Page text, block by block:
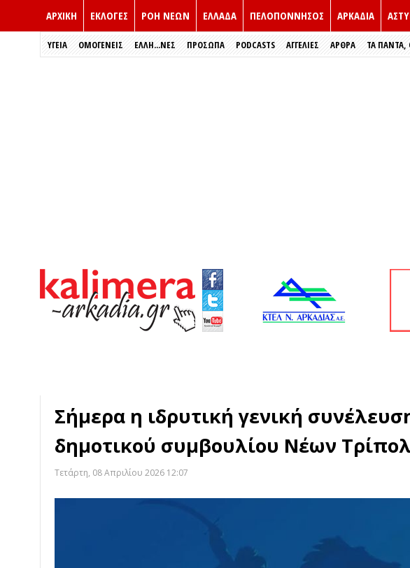
ΑΡΧΙΚΗ ΕΚΛΟΓΈΣ ΡΟΗ ΝΕΩΝ ΕΛΛΑΔΑ ΠΕΛΟΠΟΝΝΗΣΟΣ ΑΡΚΑΔΙΑ
ΥΓΕΙΑ ΟΜΟΓΕΝΕΙΣ ΈΛΛΗ...ΝΕΣ ΠΡΌΣΩΠΑ PODCASTS ΑΓΓΕΛΙΕΣ ΑΡΘΡΑ ΤΑ ΠΑΝΤΑ,
Σήμερα η ιδρυτική γενική
δημοτικού συμβουλίου Νέων
Τετάρτη, 08 Απριλίου 2026 12:07